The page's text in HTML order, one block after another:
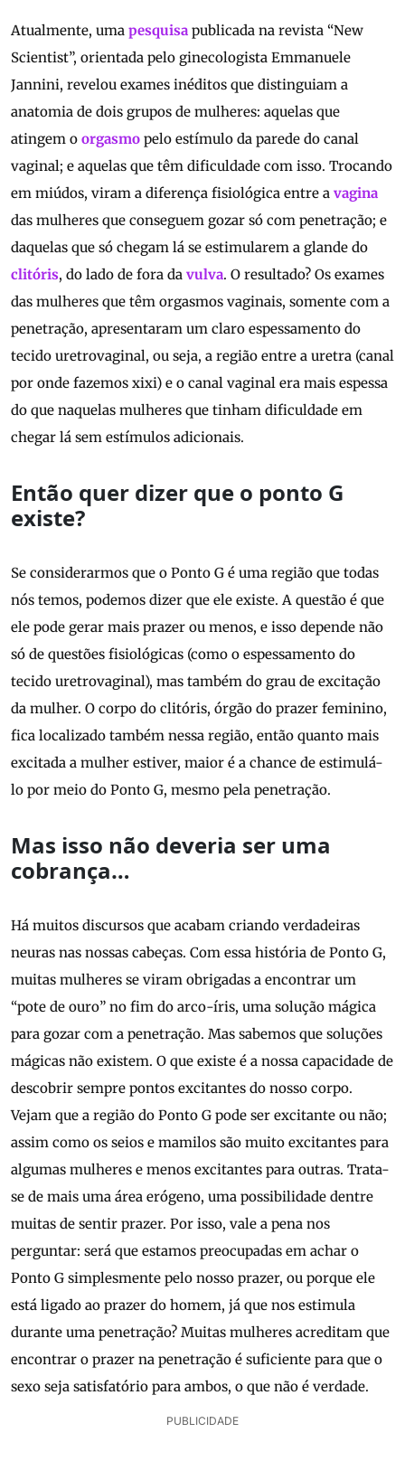
Atualmente, uma pesquisa publicada na revista “New
Scientist”, orientada pelo ginecologista Emmanuele
Jannini, revelou exames inéditos que distinguiam a
anatomia de dois grupos de mulheres: aquelas que
atingem o orgasmo pelo estímulo da parede do canal
vaginal; e aquelas que têm dificuldade com isso. Trocando
em miúdos, viram a diferença fisiológica entre a vagina
das mulheres que conseguem gozar só com penetração; e
daquelas que só chegam lá se estimularem a glande do
clitóris, do lado de fora da vulva. O resultado? Os exames
das mulheres que têm orgasmos vaginais, somente com a
penetração, apresentaram um claro espessamento do
tecido uretrovaginal, ou seja, a região entre a uretra (canal
por onde fazemos xixi) e o canal vaginal era mais espessa
do que naquelas mulheres que tinham dificuldade em
chegar lá sem estímulos adicionais.
Então quer dizer que o ponto G
existe?
Se considerarmos que o Ponto G é uma região que todas
nós temos, podemos dizer que ele existe. A questão é que
ele pode gerar mais prazer ou menos, e isso depende não
só de questões fisiológicas (como o espessamento do
tecido uretrovaginal), mas também do grau de excitação
da mulher. O corpo do clitóris, órgão do prazer feminino,
fica localizado também nessa região, então quanto mais
excitada a mulher estiver, maior é a chance de estimulá-
lo por meio do Ponto G, mesmo pela penetração.
Mas isso não deveria ser uma
cobrança…
Há muitos discursos que acabam criando verdadeiras
neuras nas nossas cabeças. Com essa história de Ponto G,
muitas mulheres se viram obrigadas a encontrar um
“pote de ouro” no fim do arco-íris, uma solução mágica
para gozar com a penetração. Mas sabemos que soluções
mágicas não existem. O que existe é a nossa capacidade de
descobrir sempre pontos excitantes do nosso corpo.
Vejam que a região do Ponto G pode ser excitante ou não;
assim como os seios e mamilos são muito excitantes para
algumas mulheres e menos excitantes para outras. Trata-
se de mais uma área erógeno, uma possibilidade dentre
muitas de sentir prazer. Por isso, vale a pena nos
perguntar: será que estamos preocupadas em achar o
Ponto G simplesmente pelo nosso prazer, ou porque ele
está ligado ao prazer do homem, já que nos estimula
durante uma penetração? Muitas mulheres acreditam que
encontrar o prazer na penetração é suficiente para que o
sexo seja satisfatório para ambos, o que não é verdade.
PUBLICIDADE